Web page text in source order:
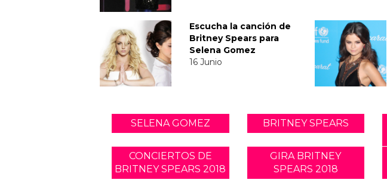
Escucha la canción de
Britney Spears para
Selena Gomez
16 Junio
SELENA GOMEZ BRITNEY SPEARS
CONCIERTOS DE
BRITNEY SPEARS 2018
GIRA BRITNEY
SPEARS 2018